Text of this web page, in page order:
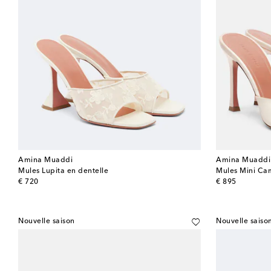
Amina Muaddi
Mules Lupita en dentelle
€ 720
original price
Amina Muaddi
Mules Mini
€ 895
original price
Nouvelle saison Nouvelle saison